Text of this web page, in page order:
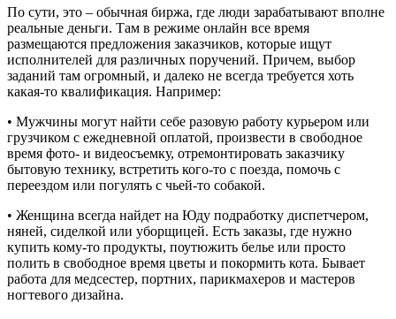
По сути, это – обычная биржа, где люди зарабатывают вполне
реальные деньги. Там в режиме онлайн все время
размещаются предложения заказчиков, которые ищут
исполнителей для различных поручений. Причем, выбор
заданий там огромный, и далеко не всегда требуется хоть
какая-то квалификация. Например:
• Мужчины могут найти себе разовую работу курьером или
грузчиком с ежедневной оплатой, произвести в свободное
время фото- и видеосъемку, отремонтировать заказчику
бытовую технику, встретить кого-то с поезда, помочь с
переездом или погулять с чьей-то собакой.
• Женщина всегда найдет на Юду подработку диспетчером,
няней, сиделкой или уборщицей. Есть заказы, где нужно
купить кому-то продукты, поутюжить белье или просто
полить в свободное время цветы и покормить кота. Бывает
работа для медсестер, портних, парикмахеров и мастеров
ногтевого дизайна.